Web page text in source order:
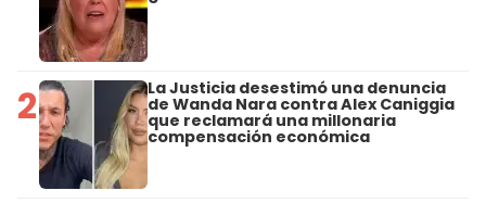
2 La Justicia desestimó una denuncia
de Wanda Nara contra Alex Caniggia
que reclamará una millonaria
compensación económica